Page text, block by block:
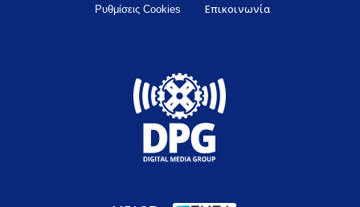
Ρυθμίσεις Cookies Επικοινωνία